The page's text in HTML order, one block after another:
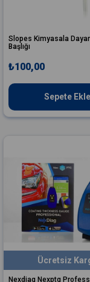
Slopes Kimyasala
Başlığı
₺100,00
Sepete Ekle
Nexdiag Nexptg
Ücretsiz